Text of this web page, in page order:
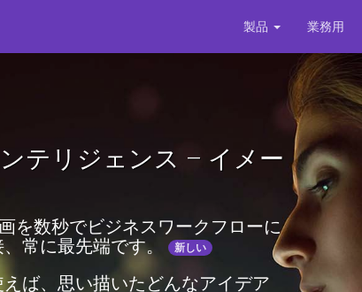
製品 業務用
テリジェンス – イメー
を数秒でビジネスワークフローに
常に最先端です。
新しい
ば、思い描いたどんなアイデア